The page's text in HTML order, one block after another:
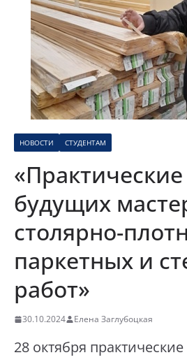
НОВОСТИ СТУДЕНТАМ
будущих
столярно-
паркетных и
работ»
30.10.2024 Елена Заглубоцкая
28 октября